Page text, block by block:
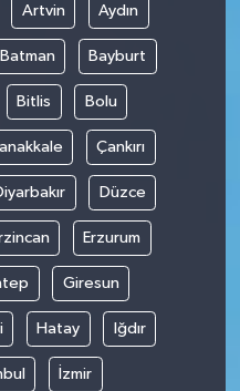
Artvin Aydın
Batman Bayburt
Bitlis Bolu
Çankırı
Düzce
Erzurum
Giresun
Hatay Iğdır
İzmir